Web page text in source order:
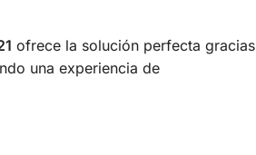
ofrece la solución perfecta gracias
una experiencia de